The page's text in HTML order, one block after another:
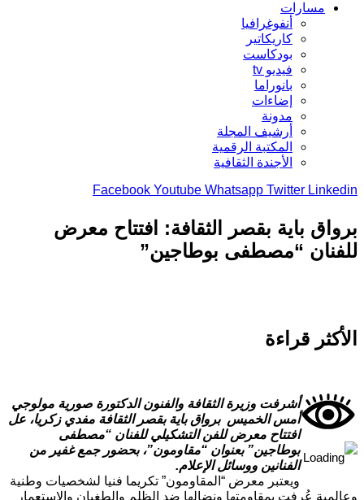
مسارات
أنفوغرافيا
كاريكاتير
بودكاست
فيديو tv
بانوراما
إضاءات
مدونة
أرشيف المجلة
المكتبة الرقمية
الأجندة الثقافية
Facebook Youtube Whatsapp Twitter
باية بقصر الثقافة: افتتاح معرض
“مصطفى بوطاجين”
قراءة
أشرفت وزيرة الثقافة والفنون الدكتورة صورية مولوجي
أمس الخميس برواق باية بقصر الثقافة مفدي زكريا، عل
افتتاح معرض للفن التشكيلي للفنان “مصطفى
بوطاجين” بعنوان “مقاومون”، بحضور جمع غفير من
الفنانين ووسائل الإعلام.
ويعتبر معرض “المقاومون” تكريما فنيا لشخصيات وطنية
عُرفت بمقاومتها ونضالها ضد الظلم والطغيان والاستعمار